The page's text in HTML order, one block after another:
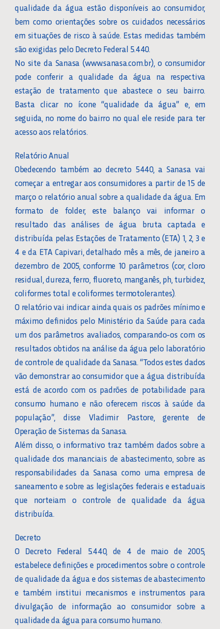
qualidade da água estão disponíveis ao consumidor,
bem como orientações sobre os cuidados necessários
em situações de risco à saúde. Estas medidas também
são exigidas pelo Decreto Federal 5.440.
No site da Sanasa (www.sanasa.com.br), o consumidor
pode conferir a qualidade da água na respectiva
estação de tratamento que abastece o seu bairro.
Basta clicar no ícone “qualidade da água” e, em
seguida, no nome do bairro no qual ele reside para ter
acesso aos relatórios.
Relatório Anual
Obedecendo também ao decreto 5440, a Sanasa vai
começar a entregar aos consumidores a partir de 15 de
março o relatório anual sobre a qualidade da água. Em
formato de folder, este balanço vai informar o
resultado das análises de água bruta captada e
distribuída pelas Estações de Tratamento (ETA) 1, 2, 3 e
4 e da ETA Capivari, detalhado mês a mês, de janeiro a
dezembro de 2005, conforme 10 parâmetros (cor, cloro
residual, dureza, ferro, fluoreto, manganês, ph, turbidez,
coliformes total e coliformes termotolerantes).
O relatório vai indicar ainda quais os padrões mínimo e
máximo definidos pelo Ministério da Saúde para cada
um dos parâmetros avaliados, comparando-os com os
resultados obtidos na análise da água pelo laboratório
de controle de qualidade da Sanasa. “Todos estes dados
vão demonstrar ao consumidor que a água distribuída
está de acordo com os padrões de potabilidade para
consumo humano e não oferecem riscos à saúde da
população”, disse Vladimir Pastore, gerente de
Operação de Sistemas da Sanasa.
Além disso, o informativo traz também dados sobre a
qualidade dos mananciais de abastecimento, sobre as
responsabilidades da Sanasa como uma empresa de
saneamento e sobre as legislações federais e estaduais
que norteiam o controle de qualidade da água
distribuída.
Decreto
O Decreto Federal 5.440, de 4 de maio de 2005,
estabelece definições e procedimentos sobre o controle
de qualidade da água e dos sistemas de abastecimento
e também institui mecanismos e instrumentos para
divulgação de informação ao consumidor sobre a
qualidade da água para consumo humano.